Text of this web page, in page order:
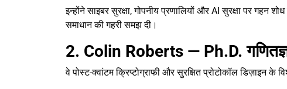
इन्होंने साइबर सुरक्षा, गोपनीय प्रणालियों और AI सुरक्षा पर गहन
समाधान की गहरी समझ दी।
2. Colin Roberts — Ph.D. गणितज्ञ
वे पोस्ट-क्वांटम क्रिप्टोग्राफी और सुरक्षित प्रोटोकॉल डिज़ाइन के